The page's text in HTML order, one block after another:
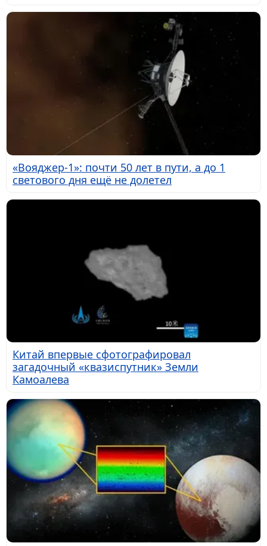
«Вояджер-1»: почти 50 лет в пути, а до 1
светового дня ещё не долетел
Китай впервые сфотографировал
загадочный «квазиспутник» Земли
Камоалева